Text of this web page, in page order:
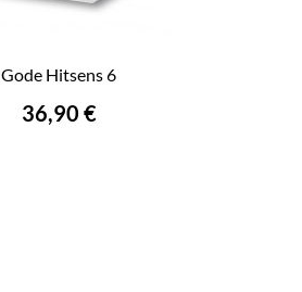
Gode Hitsens 6
36,90 €